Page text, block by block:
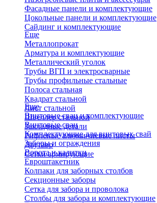
Фасадные панели и комплектующие
Цокольные панели и комплектующие
Сайдинг и комплектующие
Еще
Металлопрокат
Арматура и комплектующие
Металлический уголок
Трубы ВГП и электросварные
Трубы профильные стальные
Полоса стальная
Квадрат стальной
Лист стальной
Швеллер стальной
Закладные детали
Рифленые алюминиевые листы
Двутавр
Сетки армирующие
Еще
Винтовые сваи и комплектующие
Винтовые сваи
Комплектующие для винтовых свай
Заборы и ограждения
Ворота и калитки
Евроштакетник
Колпаки для заборных столбов
Секционные заборы
Сетка для забора и проволока
Столбы для забора и комплектующие